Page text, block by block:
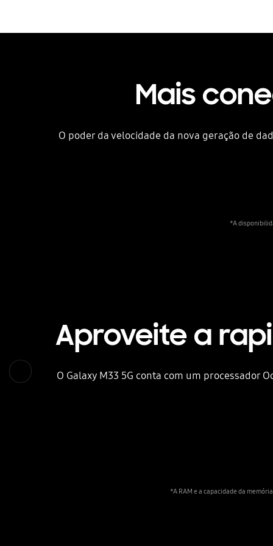
Mais
O poder da velocidade da nova geração de
*A
Aproveite a
O Galaxy M33 5G conta com um processador
*A RAM e a capacidade da